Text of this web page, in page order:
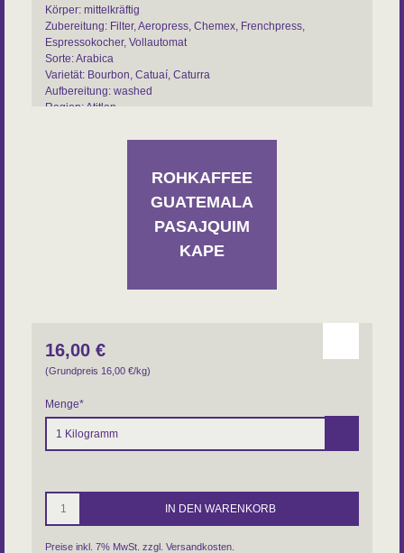
Körper: mittelkräftig
Zubereitung: Filter, Aeropress, Chemex, Frenchpress,
Espressokocher, Vollautomat
Sorte: Arabica
Varietät: Bourbon, Catuaí, Caturra
Aufbereitung: washed
Region: Atitlan
Ursprungsland Rohkaffee: Nicht-EU
ROHKAFFEE
GUATEMALA
PASAJQUIM
KAPE
16,00 €
(Grundpreis 16,00 €/kg)
Menge*
Preise inkl. 7% MwSt. zzgl. Versandkosten